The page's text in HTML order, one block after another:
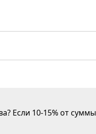
Если 10-15% от суммы